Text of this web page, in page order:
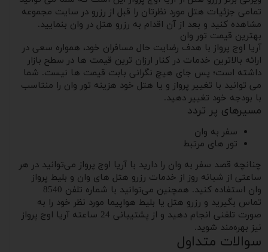
تمامی جزئیات هتل مورد نظرتان را قبل از رزرو در سایت مجموعه
مشاهده کنید و بعد از آن اقدام به رزرو هتل در وان بنمایید.
بهترین قیمت تور وان
آریا اوج پرواز با هدف رضایت حال مسافران خود، همواره سعی در
ارائه بالاترین خدمات در کنار ارزان ترین قیمت ها در سطح بازار
داشته است؛ پس جای هیچ نگرانی بابت قیمت ها نیست. شما
می توانید با تغییر پرواز و یا هتل خود هزینه تور وان را منتاسب
با بودجه خود تغییر دهید.
مسیرهای پر تردد
سفر به وان
تور های مرتبط
چنانچه قصد سفر به وان را دارید با آریا اوج پرواز می‌توانید در هر
ساعتی از شبانه روز از خدمات رزرو هتل های وان و بلیط پرواز
وان استفاده کنید. همچنین می‌توانید با شماره تلفن 8540
تماس بگیرید و رزرو هتل یا بلیط هواپیما مورد نظر خود را به
صورت تلفنی انجام دهید و از پشتیبانی 24 ساعته آریا اوج پرواز
نیز بهره‌مند شوید.
سوالات متداول